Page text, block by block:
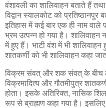
वंशावली का शालिवाहन बताते हैं
विद्वान स्यालकोट को प्रतिष्ठानपुर
इतिहास में कई बार एक ही नाम वाले
भ्रम उत्पन्न हो गया है। शालिवाहन
में हुए हैं। भाटी वंश में भी शालिवाहन
शातकर्णी को भी शालिवाहन कहा
विक्रम संवत् और शक संवत् के बीच
विक्रमादित्य और गौतमीपुत्र
होता। इसके अतिरिक्त, नासिक
रूप से ब्राह्मण कहा गया है।